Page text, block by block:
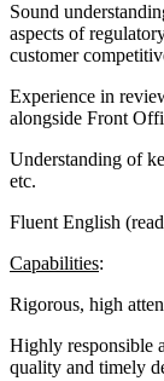
Sound
aspects of
customer
Experience in
alongside Front
Understanding of
etc.
Fluent English
Capabilities:
Rigorous, high
Highly responsible
quality and timely